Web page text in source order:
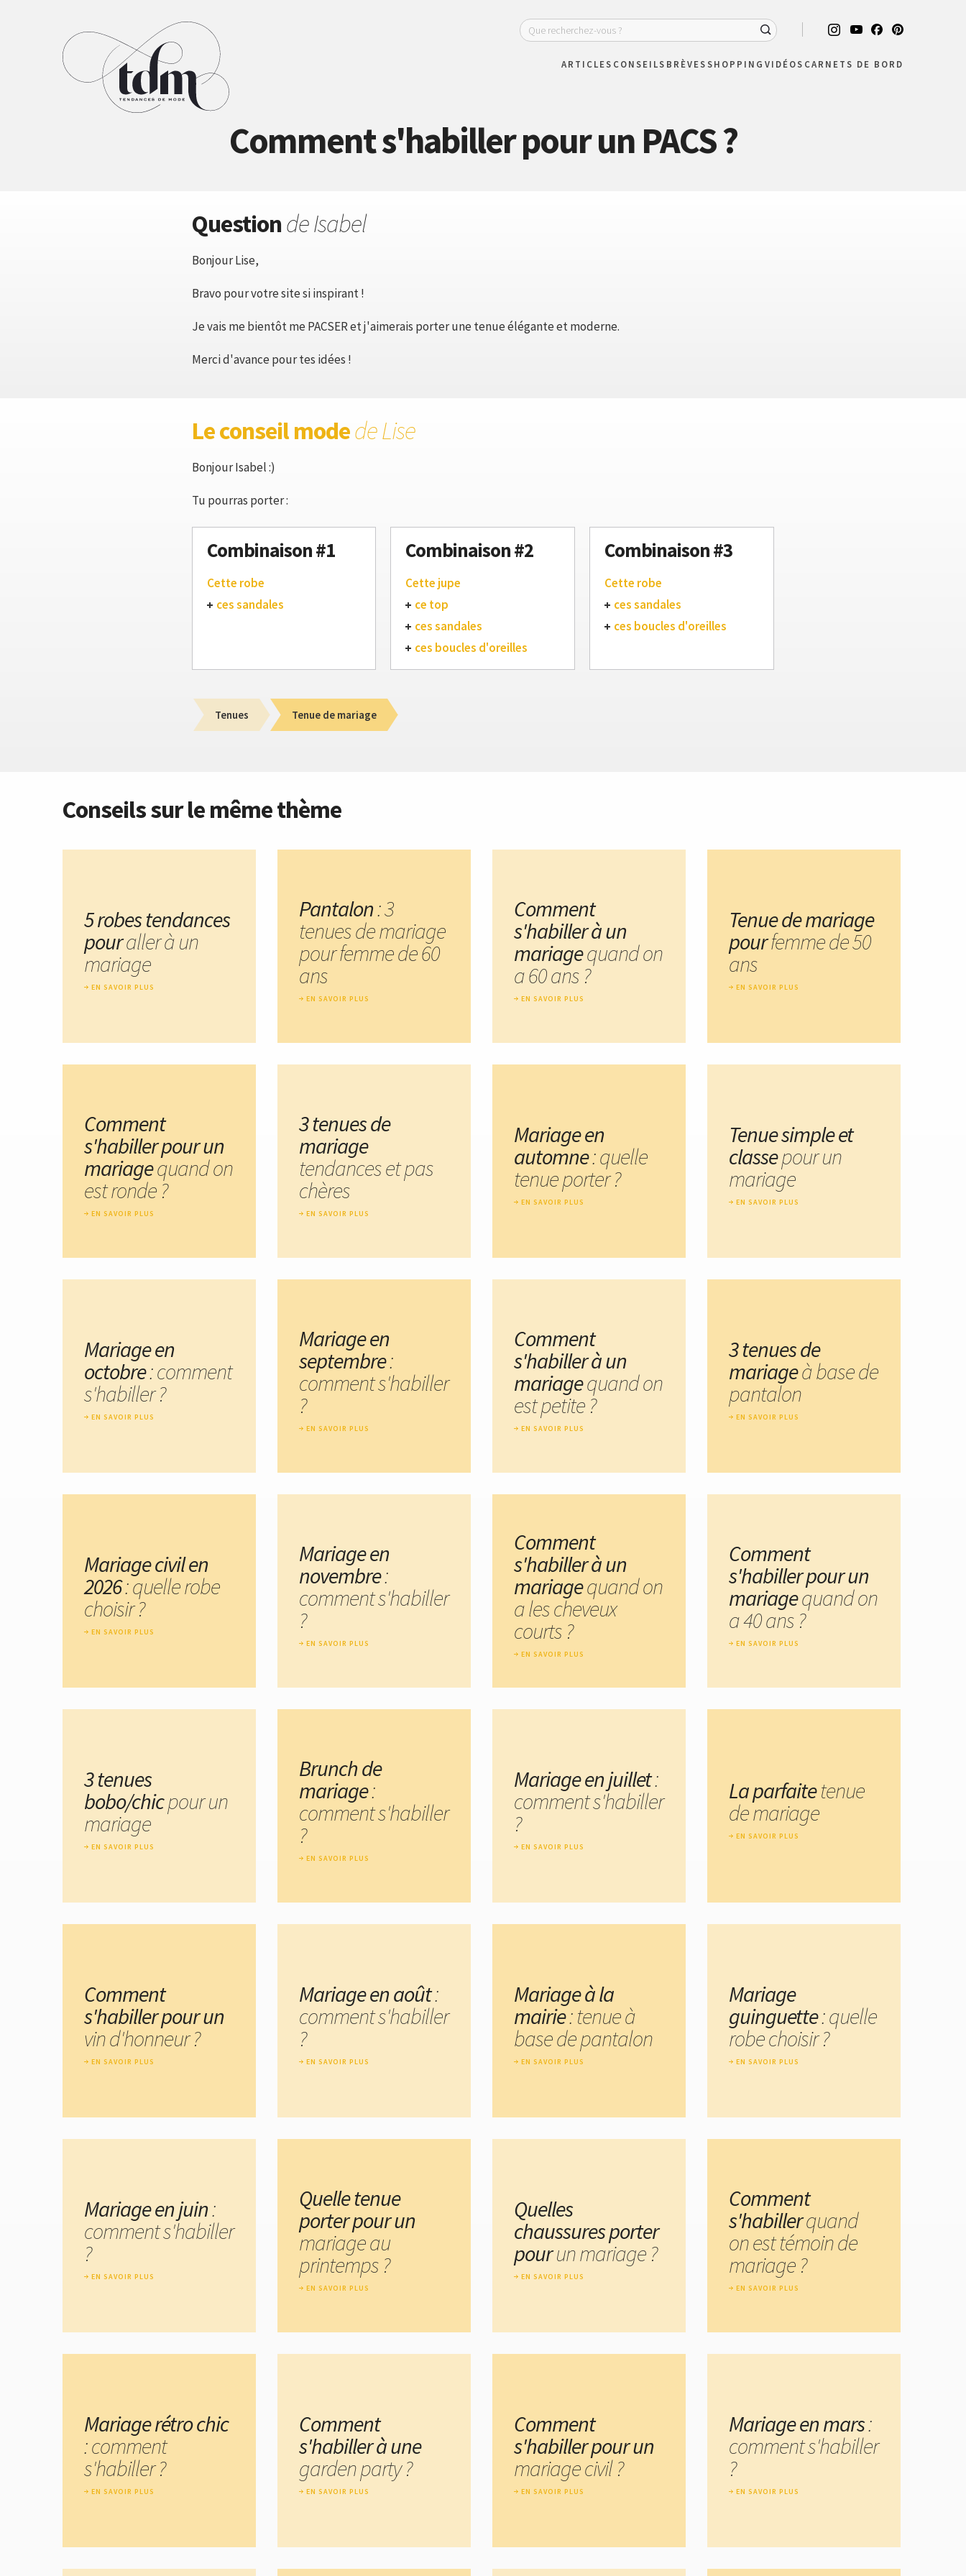
ARTICLES CONSEILS BRÈVESSHOPPING VIDÉOS CARNETS DE BORD
Comment s'habiller pour un PACS ?
Questionde Isabel
Bonjour Lise,
Bravo pour votre site si inspirant !
Je vais me bientôt me PACSER et j'aimerais porter une tenue élégante et moderne.
Merci d'avance pour tes idées !
Le conseil modede Lise
Bonjour Isabel :)
Tu pourras porter :
Combinaison #1
Cette robe
ces sandales
Combinaison #2
Cette jupe
ce top
ces sandales
ces boucles d'oreilles
Combinaison #3
Cette robe
ces sandales
ces boucles d'oreilles
Tenues Tenue de mariage
Conseils sur le même thème
5 robes tendances
pouraller à un
mariage
EN SAVOIR PLUS
Pantalon: 3
tenues de mariage
pour femme de 60
ans
EN SAVOIR PLUS
Comment
s'habiller à un
mariagequand on
a 60 ans ?
EN SAVOIR PLUS
Tenue de mariage
pourfemme de 50
ans
EN SAVOIR PLUS
Comment
s'habiller pour un
mariagequand on
est ronde ?
EN SAVOIR PLUS
3 tenues de
mariage
tendances et pas
chères
EN SAVOIR PLUS
Mariage en
automne: quelle
tenue porter ?
EN SAVOIR PLUS
Tenue simple et
classepour un
mariage
EN SAVOIR PLUS
Mariage en
octobre: comment
s'habiller ?
EN SAVOIR PLUS
Mariage en
septembre:
comment s'habiller
?
EN SAVOIR PLUS
Comment
s'habiller à un
mariagequand on
est petite ?
EN SAVOIR PLUS
3 tenues de
mariageà base de
pantalon
EN SAVOIR PLUS
Mariage civil en
2026: quelle robe
choisir ?
EN SAVOIR PLUS
Mariage en
novembre:
comment s'habiller
?
EN SAVOIR PLUS
Comment
s'habiller à un
mariagequand on
a les cheveux
courts ?
EN SAVOIR PLUS
Comment
s'habiller pour un
mariagequand on
a 40 ans ?
EN SAVOIR PLUS
3 tenues
bobo/chicpour un
mariage
EN SAVOIR PLUS
Brunch de
mariage:
comment s'habiller
?
EN SAVOIR PLUS
Mariage en juillet:
comment s'habiller
?
EN SAVOIR PLUS
La parfaitetenue
de mariage
EN SAVOIR PLUS
Comment
s'habiller pour un
vin d'honneur ?
EN SAVOIR PLUS
Mariage en août:
comment s'habiller
?
EN SAVOIR PLUS
Mariage à la
mairie: tenue à
base de pantalon
EN SAVOIR PLUS
Mariage
guinguette: quelle
robe choisir ?
EN SAVOIR PLUS
Mariage en juin:
comment s'habiller
?
EN SAVOIR PLUS
Quelle tenue
porter pour un
mariage au
printemps ?
EN SAVOIR PLUS
Quelles
chaussures porter
pourun mariage ?
EN SAVOIR PLUS
Comment
s'habillerquand
on est témoin de
mariage ?
EN SAVOIR PLUS
Mariage rétro chic
: comment
s'habiller ?
EN SAVOIR PLUS
Comment
s'habiller à une
garden party ?
EN SAVOIR PLUS
Comment
s'habiller pour un
mariage civil ?
EN SAVOIR PLUS
Mariage en mars:
comment s'habiller
?
EN SAVOIR PLUS